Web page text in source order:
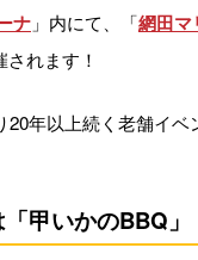
ナ 」内にて、「網田マ
れます！
年以上続く老舗イベ
甲いかのBBQ」